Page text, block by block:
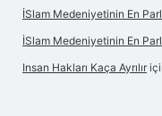
İSlam Medeniyetinin En
İSlam Medeniyetinin En
Insan Hakları Kaça Ayrılır